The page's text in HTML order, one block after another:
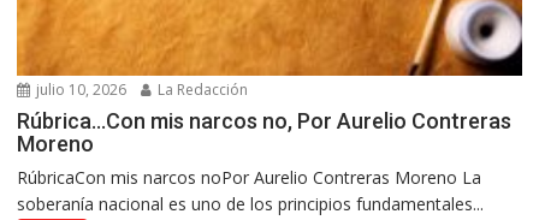
julio 10, 2026 La Redacción
Rúbrica…Con mis narcos no, Por Aurelio Contreras
Moreno
RúbricaCon mis narcos noPor Aurelio Contreras Moreno La
soberanía nacional es uno de los principios fundamentales...